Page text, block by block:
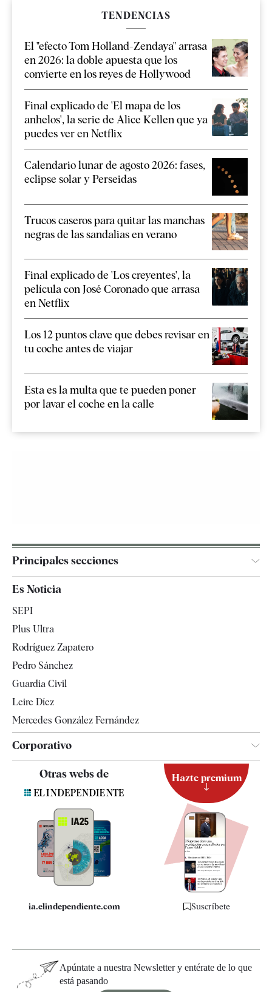
TENDENCIAS
El "efecto Tom Holland-Zendaya" arrasa
en 2026: la doble apuesta que los
convierte en los reyes de Hollywood
Final explicado de 'El mapa de los
anhelos', la serie de Alice Kellen que ya
puedes ver en Netflix
Calendario lunar de agosto 2026: fases,
eclipse solar y Perseidas
Trucos caseros para quitar las manchas
negras de las sandalias en verano
Final explicado de 'Los creyentes', la
película con José Coronado que arrasa
en Netflix
Los 12 puntos clave que debes revisar en
tu coche antes de viajar
Esta es la multa que te pueden poner
por lavar el coche en la calle
Principales secciones
España
Televisión
Es Noticia
SEPI
Plus Ultra
Rodríguez Zapatero
Pedro Sánchez
Guardia Civil
Leire Díez
Mercedes González Fernández
Corporativo
Contacto
Quiénes somos
Especificaciones
Otras webs de
ia.elindependiente.com
Hazte premium
Suscríbete
Apúntate a nuestra Newsletter y entérate de lo que
está pasando